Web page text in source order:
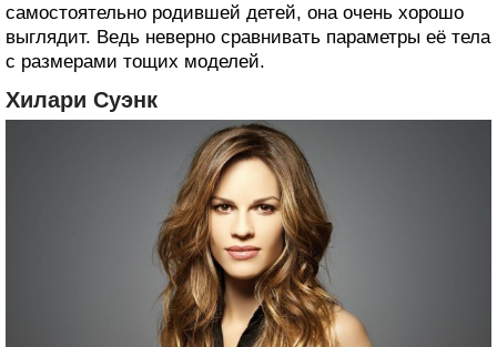
самостоятельно родившей детей, она очень хорошо
выглядит. Ведь неверно сравнивать параметры её тела
с размерами тощих моделей.
Хилари Суэнк